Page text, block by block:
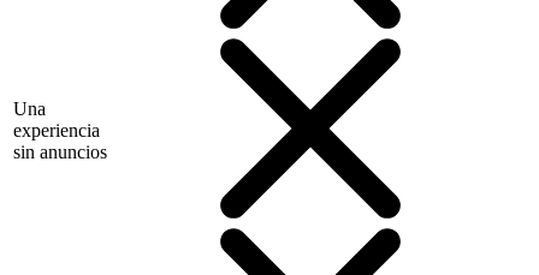
Una
experiencia
sin anuncios